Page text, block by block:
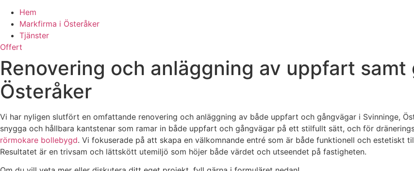
Hem
Markfirma i Österåker
Tjänster
Offert
Renovering och anläggning av uppfart
Österåker
Vi har nyligen slutfört en omfattande renovering och anläggning av både uppfart och gångvägar i Svinninge,
snygga och hållbara kantstenar som ramar in både uppfart och gångvägar på ett stilfullt sätt, och för
rörmokare bollebygd. Vi fokuserade på att skapa en välkomnande entré som är både funktionell och estetiskt
Resultatet är en trivsam och lättskött utemiljö som höjer både värdet och utseendet på fastigheten.